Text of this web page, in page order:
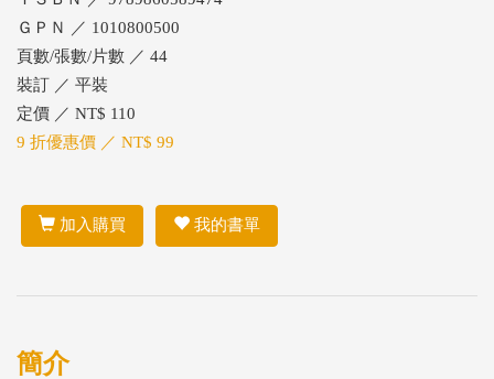
ＧＰＮ ／ 1010800500
頁數/張數/片數 ／ 44
裝訂 ／ 平裝
定價 ／ NT$ 110
9 折優惠價 ／ NT$ 99
加入購買 我的書單
簡介